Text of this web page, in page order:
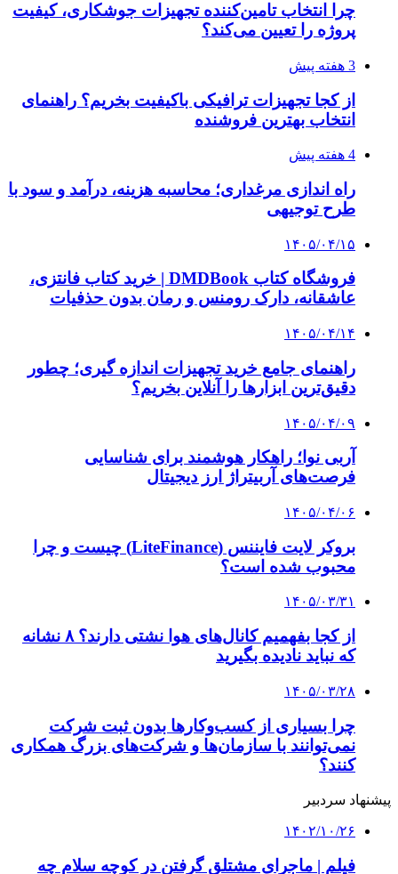
چرا انتخاب تامین‌کننده تجهیزات جوشکاری، کیفیت
پروژه را تعیین می‌کند؟
3 هفته پیش
از کجا تجهیزات ترافیکی باکیفیت بخریم؟ راهنمای
انتخاب بهترین فروشنده
4 هفته پیش
راه اندازی مرغداری؛ محاسبه هزینه، درآمد و سود با
طرح توجیهی
۱۴۰۵/۰۴/۱۵
فروشگاه کتاب DMDBook | خرید کتاب فانتزی،
عاشقانه، دارک رومنس و رمان بدون حذفیات
۱۴۰۵/۰۴/۱۴
راهنمای جامع خرید تجهیزات اندازه گیری؛ چطور
دقیق‌ترین ابزارها را آنلاین بخریم؟
۱۴۰۵/۰۴/۰۹
آربی نوا؛ راهکار هوشمند برای شناسایی
فرصت‌های آربیتراژ ارز دیجیتال
۱۴۰۵/۰۴/۰۶
بروکر لایت فایننس (LiteFinance) چیست و چرا
محبوب شده است؟
۱۴۰۵/۰۳/۳۱
از کجا بفهمیم کانال‌های هوا نشتی دارند؟ ۸ نشانه
که نباید نادیده بگیرید
۱۴۰۵/۰۳/۲۸
چرا بسیاری از کسب‌وکارها بدون ثبت شرکت
نمی‌توانند با سازمان‌ها و شرکت‌های بزرگ همکاری
کنند؟
پیشنهاد سردبیر
۱۴۰۲/۱۰/۲۶
فیلم | ماجرای مشتلق گرفتن در کوچه سلام چه